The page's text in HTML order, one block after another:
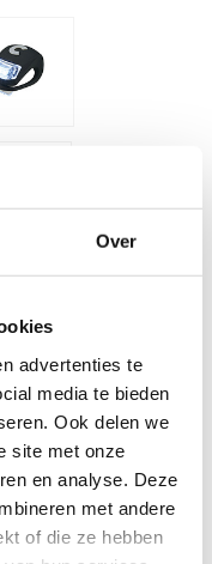
Over
advertenties te
media te bieden
Ook delen we
site met onze
en analyse. Deze
met andere
of die ze hebben
lampjes die je rond het
verspreiden een zeer
te bevestigen.
Verkrijgbaar in veel